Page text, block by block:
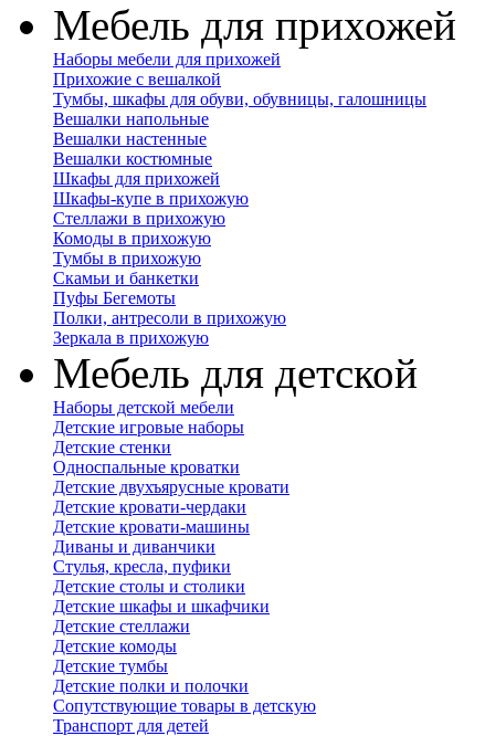
Мебель для прихожей
Наборы мебели для прихожей
Прихожие с вешалкой
Тумбы, шкафы для обуви, обувницы, галошницы
Вешалки напольные
Вешалки настенные
Вешалки костюмные
Шкафы для прихожей
Шкафы-купе в прихожую
Стеллажи в прихожую
Комоды в прихожую
Тумбы в прихожую
Скамьи и банкетки
Пуфы Бегемоты
Полки, антресоли в прихожую
Зеркала в прихожую
Мебель для детской
Наборы детской мебели
Детские игровые наборы
Детские стенки
Односпальные кроватки
Детские двухъярусные кровати
Детские кровати-чердаки
Детские кровати-машины
Диваны и диванчики
Стулья, кресла, пуфики
Детские столы и столики
Детские шкафы и шкафчики
Детские стеллажи
Детские комоды
Детские тумбы
Детские полки и полочки
Сопутствующие товары в детскую
Транспорт для детей